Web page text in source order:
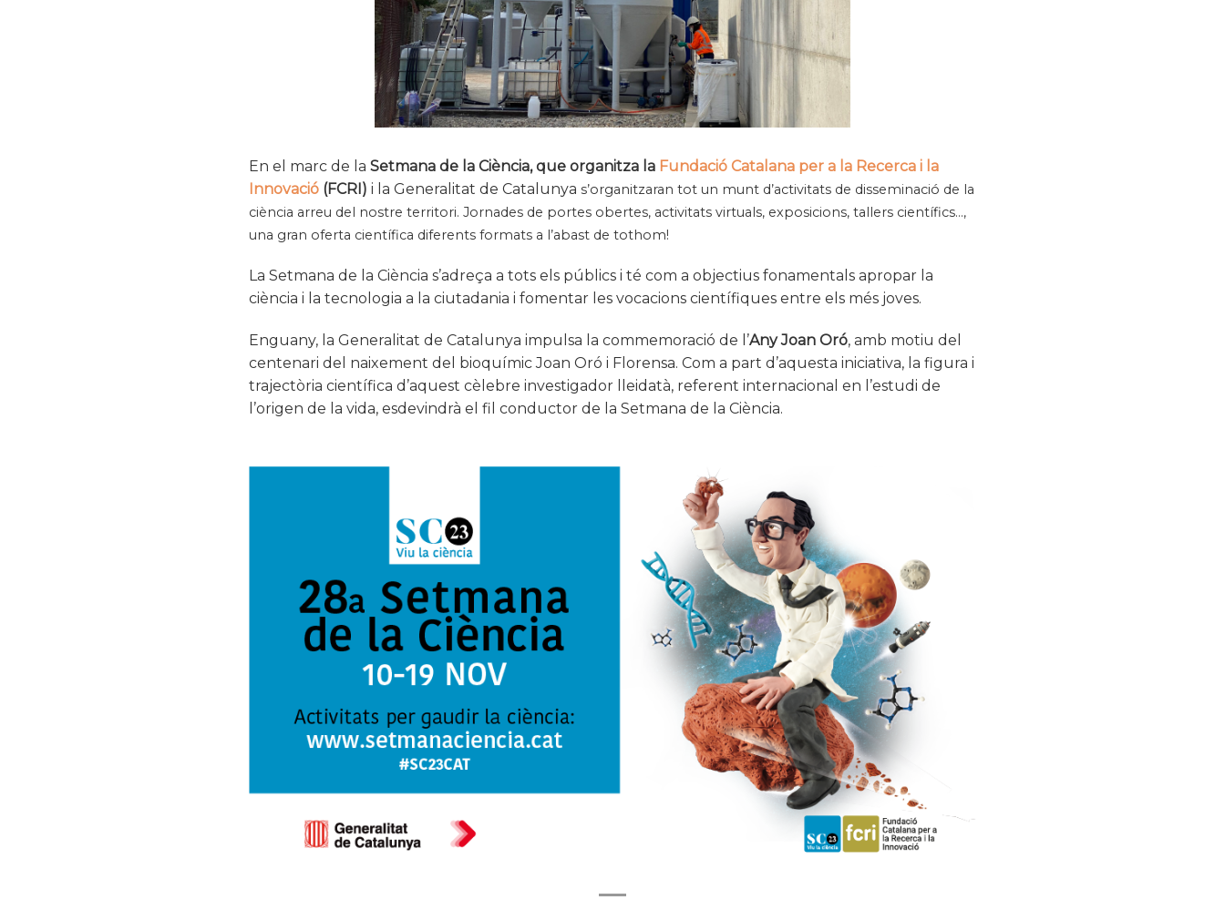
En el marc de la Setmana de la Ciència, que organitza la Fundació Catalana per a la Recerca i la
Innovació(FCRI) i la Generalitat de Catalunya s’organitzaran tot un munt d’activitats de disseminació de la
ciència arreu del nostre territori. Jornades de portes obertes, activitats virtuals, exposicions, tallers científics…,
una gran oferta científica diferents formats a l’abast de tothom!
La Setmana de la Ciència s’adreça a tots els públics i té com a objectius fonamentals apropar la
ciència i la tecnologia a la ciutadania i fomentar les vocacions científiques entre els més joves.
Enguany, la Generalitat de Catalunya impulsa la commemoració de l’Any Joan Oró, amb motiu del
centenari del naixement del bioquímic Joan Oró i Florensa. Com a part d’aquesta iniciativa, la figura i
trajectòria científica d’aquest cèlebre investigador lleidatà, referent internacional en l’estudi de
l’origen de la vida, esdevindrà el fil conductor de la Setmana de la Ciència.